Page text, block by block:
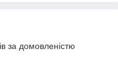
за домовленістю